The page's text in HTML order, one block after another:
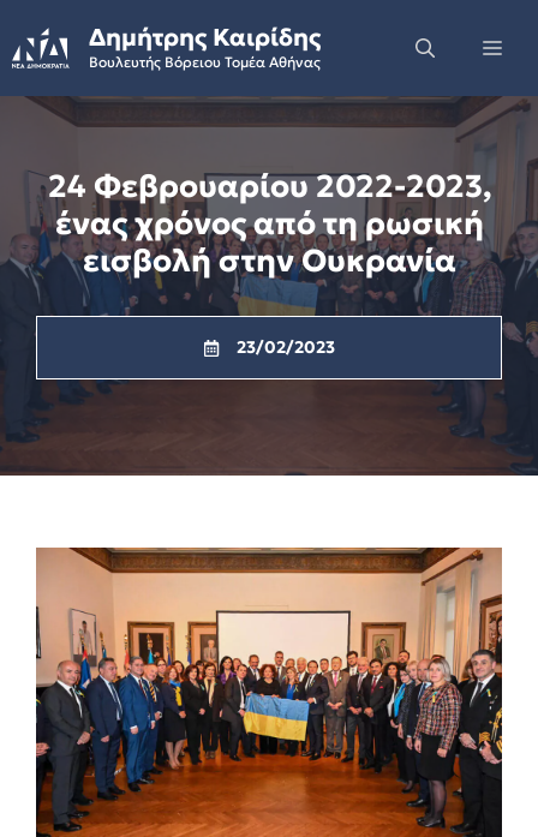
to
content
Δημήτρης Καιρίδης
Βουλευτής Βόρειου Τομέα Αθήνας
24 Φεβρουαρίου 2022-2023,
ένας χρόνος από τη ρωσική
εισβολή στην Ουκρανία
23/02/2023